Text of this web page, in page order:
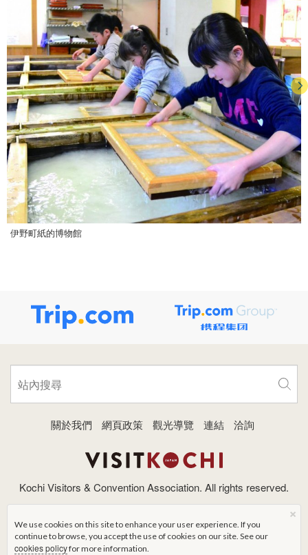
伊野町紙的博物館
關於我們 網頁政策 觀光導覽 連結 洽詢
Kochi Visitors & Convention Association. All rights reserved.
×
We use cookies on this site to enhance your user experience. If you
continue to browse, you accept the use of cookies on our site. See our
cookies policyfor more information.